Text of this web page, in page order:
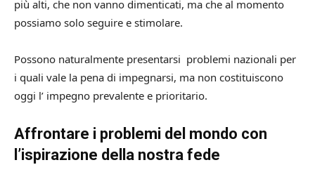
più alti, che non vanno dimenticati, ma che al momento
possiamo solo seguire e stimolare.
Possono naturalmente presentarsi problemi nazionali per
i quali vale la pena di impegnarsi, ma non costituiscono
oggi l’ impegno prevalente e prioritario.
Affrontare i problemi del mondo con
l’ispirazione della nostra fede